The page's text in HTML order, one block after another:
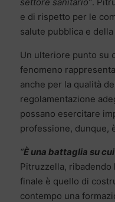
e di rispetto per le
salute pubblica e
Un ulteriore punto su
fenomeno
anche per la qualità
regolamentazione
possano esercitare
professione, dunque,
“È una battaglia su
Pitruzzella, ribadendo
finale è quello di
contempo una